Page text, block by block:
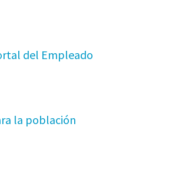
del Empleado
la población